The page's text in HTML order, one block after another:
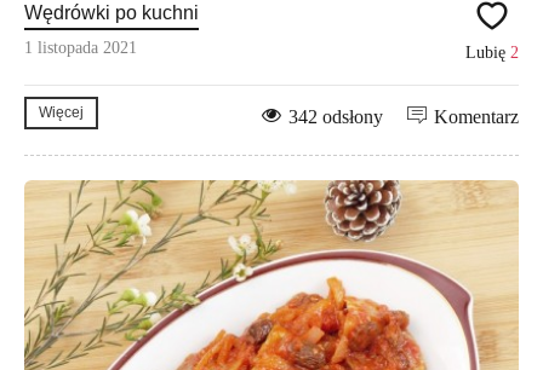
Wędrówki po kuchni
1 listopada 2021 Lubię 2
Więcej Komentarz
342 odsłony